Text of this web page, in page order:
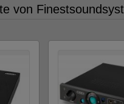
von